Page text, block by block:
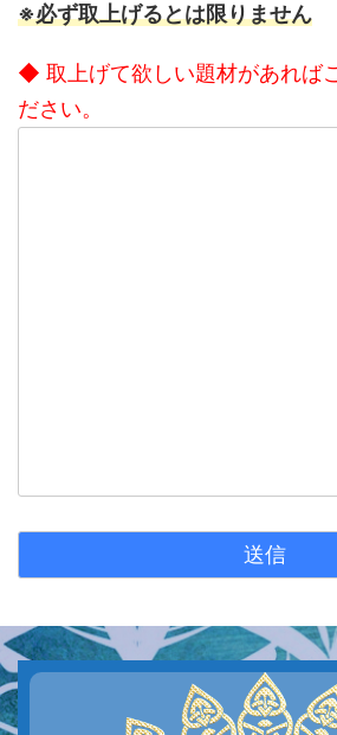
※必ず取上げるとは限りません
◆ 取上げて欲しい題材があれば
ださい。